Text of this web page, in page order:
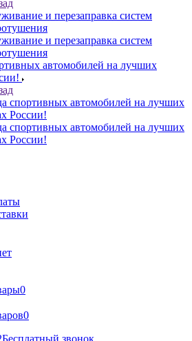
и перезаправка систем
и перезаправка систем
автомобилей на лучших
спортивных автомобилей на лучших
России!
спортивных автомобилей на лучших
России!
0
0
Бесплатный звонок